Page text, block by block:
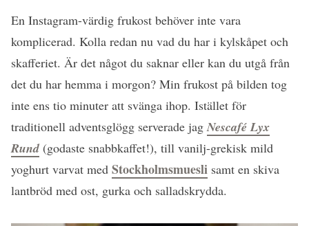
En Instagram-värdig frukost behöver inte vara
komplicerad. Kolla redan nu vad du har i kylskåpet och
skafferiet. Är det något du saknar eller kan du utgå från
det du har hemma i morgon? Min frukost på bilden tog
inte ens tio minuter att svänga ihop. Istället för
traditionell adventsglögg serverade jagNescafé Lyx
Rund (godaste snabbkaffet!), till vanilj-grekisk mild
yoghurt varvat med Stockholmsmuesli samt en skiva
lantbröd med ost, gurka och salladskrydda.